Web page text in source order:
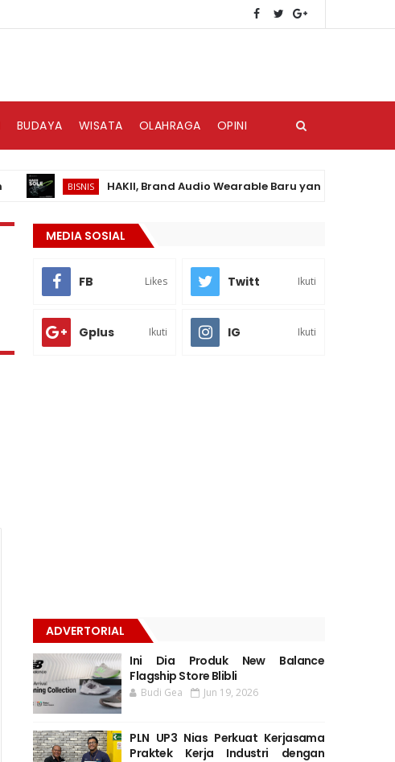
BUDAYA WISATA OLAHRAGA OPINI
BISNIS HAKII, Brand Audio Wearable Baru yang Hadir di Pasar
MEDIA SOSIAL
FB Likes Twitt Ikuti
Gplus Ikuti IG Ikuti
ADVERTORIAL
Ini Dia Produk New Balance
Flagship Store Blibli
Budi Gea Jun 19, 2026
PLN UP3 Nias Perkuat Kerjasama
Praktek Kerja Industri dengan